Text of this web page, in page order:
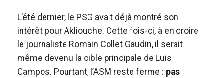
L’été dernier, le PSG avait déjà montré son
intérêt pour Akliouche. Cette fois-ci, à en croire
le journaliste Romain Collet Gaudin, il serait
même devenu la cible principale de Luis
Campos. Pourtant, l’ASM reste ferme : pas